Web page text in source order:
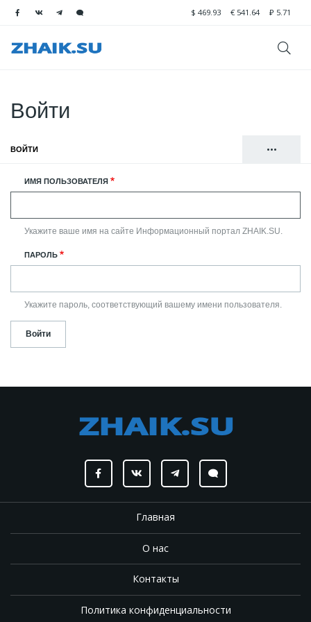
$ 469.93 € 541.64 ₽ 5.71
Войти
•••
вкладки
ВОЙТИ
РЕГИСТРАЦИЯ
ИМЯ ПОЛЬЗОВАТЕЛЯ
Укажите ваше имя на сайте Информационный портал ZHAIK.SU.
ПАРОЛЬ
Укажите пароль, соответствующий вашему имени пользователя.
Главная
О нас
Контакты
Политика конфиденциальности